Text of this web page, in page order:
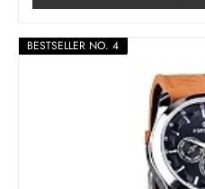
BESTSELLER NO. 4